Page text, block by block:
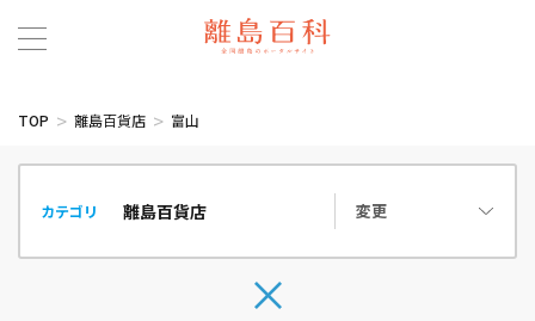
TOP 離島百貨店 富山
カテゴリ 変更